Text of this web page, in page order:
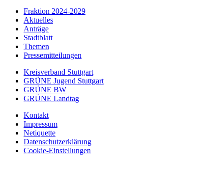
Fraktion 2024-2029
Aktuelles
Anträge
Stadtblatt
Themen
Pressemitteilungen
Kreisverband Stuttgart
GRÜNE Jugend Stuttgart
GRÜNE BW
GRÜNE Landtag
Kontakt
Impressum
Netiquette
Datenschutzerklärung
Cookie-Einstellungen